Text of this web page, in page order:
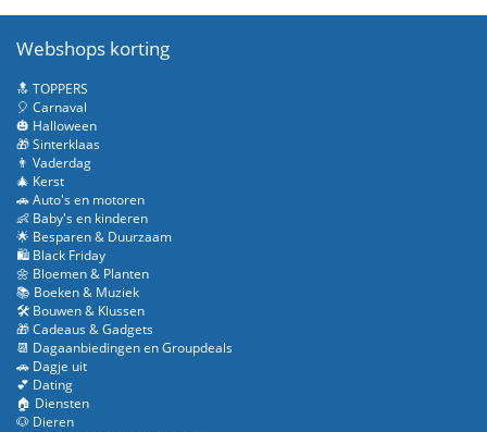
Webshops korting
🔝 TOPPERS
🎈 Carnaval
🎃 Halloween
🎁 Sinterklaas
👨 Vaderdag
🎄 Kerst
🚗 Auto's en motoren
👶 Baby's en kinderen
🌟 Besparen & Duurzaam
🛍️ Black Friday
🌼 Bloemen & Planten
📚 Boeken & Muziek
🛠️ Bouwen & Klussen
🎁 Cadeaus & Gadgets
📆 Dagaanbiedingen en Groupdeals
🚗 Dagje uit
💕 Dating
🏠 Diensten
🐶 Dieren